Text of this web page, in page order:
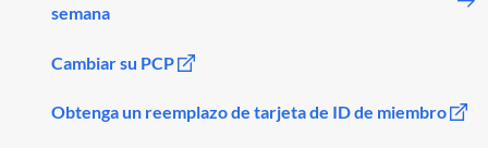
semana
Cambiar su PCP
Obtenga un reemplazo de tarjeta de ID de miembro